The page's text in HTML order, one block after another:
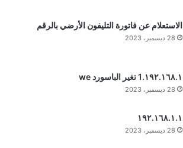
الاستعلام عن فاتورة التليفون الأرضي بالرقم
28 ديسمبر، 2023
١٩٢.١٦٨.١.1 تغير الباسورد we
28 ديسمبر، 2023
١٩٢.١٦٨.١.١
28 ديسمبر، 2023